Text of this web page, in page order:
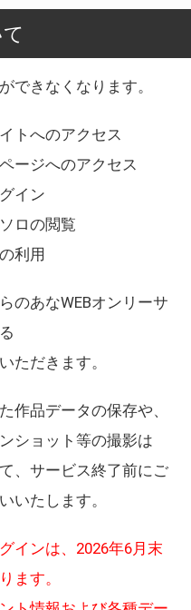
できなくなります。
トへのアクセス
ージへのアクセス
イン
ロの閲覧
利用
のあなWEBオンリーサ
ただきます。
作品データの保存や、
ショット等の撮影は
、サービス終了前にご
いたします。
インは、2026年6月末
ます。